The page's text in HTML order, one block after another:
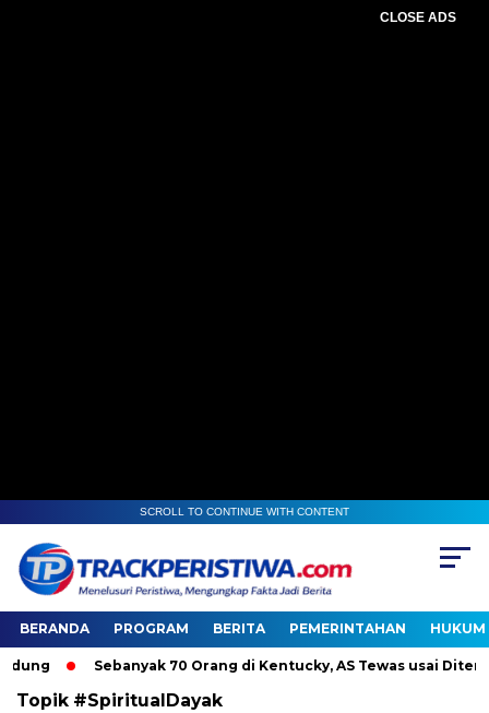
CLOSE ADS
SCROLL TO CONTINUE WITH CONTENT
BERANDA PROGRAM BERITA PEMERINTAHAN HUKUM
Sebanyak 70 Orang di Kentucky, AS Tewas usai
Topik #SpiritualDayak